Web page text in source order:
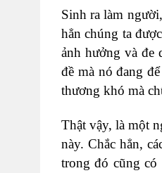
Sinh ra làm
hẳn chúng ta
ảnh hưởng và đe
đề mà nó đang
thương khó mà
Thật vậy, là một
này. Chắc hẳn,
trong đó cũng có